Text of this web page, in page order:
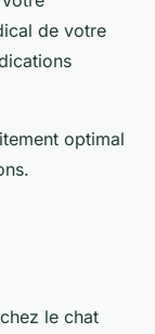
de votre
optimal
le chat